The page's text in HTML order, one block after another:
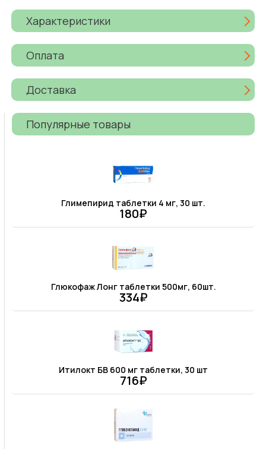
Характеристики
Оплата
Доставка
Популярные товары
Глимепирид таблетки 4 мг, 30 шт.
180₽
Глюкофаж Лонг таблетки 500мг, 60шт.
334₽
Итилокт БВ 600 мг таблетки, 30 шт
716₽